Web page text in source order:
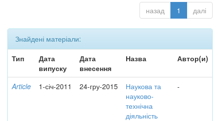
назад 1 далі
Знайдені матеріали:
Тип
Дата
випуску
Дата
внесення
Назва Автор(и)
Article 1-січ-2011 24-гру-2015
Наукова та
науково-
технічна
діяльність
-